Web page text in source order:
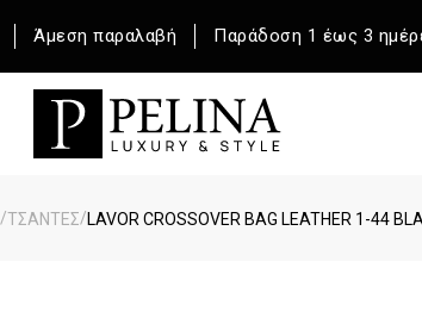
Άμεση παραλαβή Παράδοση 1 έως 3
/ΤΣΑΝΤΕΣ/LAVOR CROSSOVER BAG LEATHER 1-44